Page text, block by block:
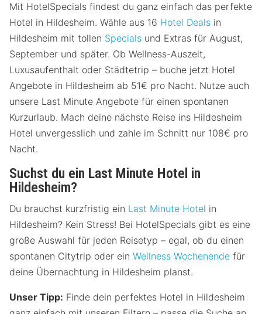
Mit HotelSpecials findest du ganz einfach das perfekte
Hotel in Hildesheim. Wähle aus 16 Hotel Deals in
Hildesheim mit tollen Specials und Extras für August,
September und später. Ob Wellness-Auszeit,
Luxusaufenthalt oder Städtetrip – buche jetzt Hotel
Angebote in Hildesheim ab 51€ pro Nacht. Nutze auch
unsere Last Minute Angebote für einen spontanen
Kurzurlaub. Mach deine nächste Reise ins Hildesheim
Hotel unvergesslich und zahle im Schnitt nur 108€ pro
Nacht.
Suchst du ein Last Minute Hotel in
Hildesheim?
Du brauchst kurzfristig ein Last Minute Hotel in
Hildesheim? Kein Stress! Bei HotelSpecials gibt es eine
große Auswahl für jeden Reisetyp – egal, ob du einen
spontanen Citytrip oder ein Wellness Wochenende für
deine Übernachtung in Hildesheim planst.
Unser Tipp: Finde dein perfektes Hotel in Hildesheim